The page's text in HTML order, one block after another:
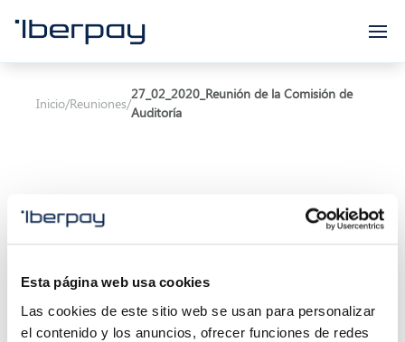
Esta página web usa cookies
Las cookies de este sitio web se usan para personalizar
el contenido y los anuncios, ofrecer funciones de redes
Iberpay
Inicio/Reuniones/
27_02_2020_Reunión de la Comisión de
Auditoría
Auditoría
Inicio de la reunión:27/02/2020 09:30